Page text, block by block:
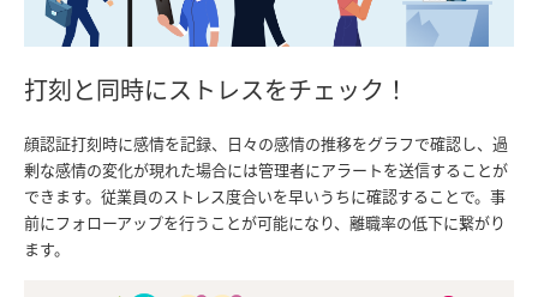
打刻と同時にストレスをチェック！
顔認証打刻時に感情を記録、日々の感情の推移をグラフで確認し、過
剰な感情の変化が現れた場合には管理者にアラートを送信することが
できます。従業員のストレス度合いを早いうちに確認することで。事
前にフォローアップを行うことが可能になり、離職率の低下に繋がり
ます。